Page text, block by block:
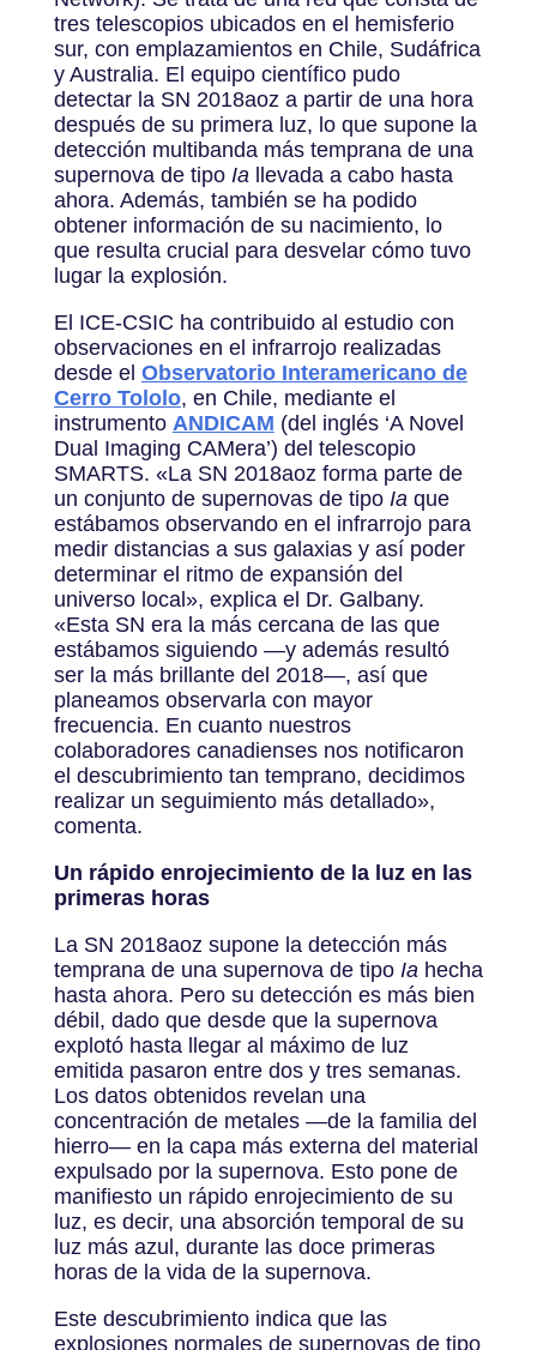
tres telescopios ubicados en el hemisferio
sur, con emplazamientos en Chile, Sudáfrica
y Australia. El equipo científico pudo
detectar la SN 2018aoz a partir de una hora
después de su primera luz, lo que supone la
detección multibanda más temprana de una
supernova de tipo Iallevada a cabo hasta
ahora. Además, también se ha podido
obtener información de su nacimiento, lo
que resulta crucial para desvelar cómo tuvo
lugar la explosión.
El ICE-CSIC ha contribuido al estudio con
observaciones en el infrarrojo realizadas
desde el Observatorio Interamericano de
Cerro Tololo, en Chile, mediante el
instrumento ANDICAM (del inglés ‘A Novel
Dual Imaging CAMera’) del telescopio
SMARTS. «La SN 2018aoz forma parte de
un conjunto de supernovas de tipo Iaque
estábamos observando en el infrarrojo para
medir distancias a sus galaxias y así poder
determinar el ritmo de expansión del
universo local», explica el Dr. Galbany.
«Esta SN era la más cercana de las que
estábamos siguiendo —y además resultó
ser la más brillante del 2018—, así que
planeamos observarla con mayor
frecuencia. En cuanto nuestros
colaboradores canadienses nos notificaron
el descubrimiento tan temprano, decidimos
realizar un seguimiento más detallado»,
comenta.
Un rápido enrojecimiento de la luz en las
primeras horas
La SN 2018aoz supone la detección más
temprana de una supernova de tipo Iahecha
hasta ahora. Pero su detección es más bien
débil, dado que desde que la supernova
explotó hasta llegar al máximo de luz
emitida pasaron entre dos y tres semanas.
Los datos obtenidos revelan una
concentración de metales —de la familia del
hierro— en la capa más externa del material
expulsado por la supernova. Esto pone de
manifiesto un rápido enrojecimiento de su
luz, es decir, una absorción temporal de su
luz más azul, durante las doce primeras
horas de la vida de la supernova.
Este descubrimiento indica que las
explosiones normales de supernovas de tipo